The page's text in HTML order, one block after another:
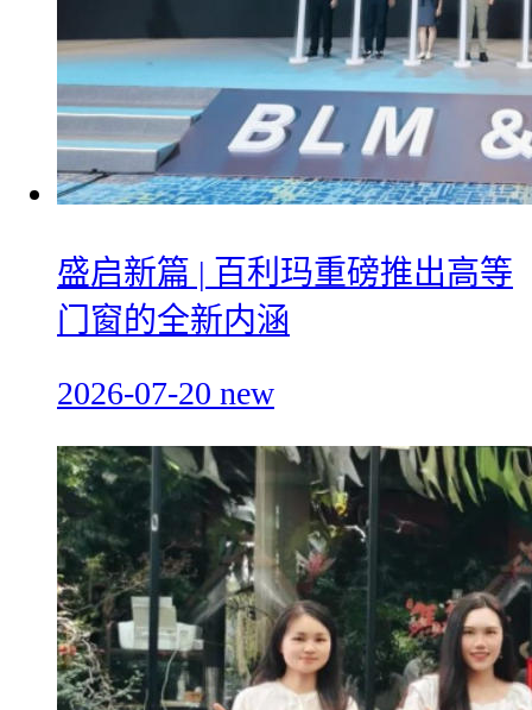
盛启新篇 | 百利玛重磅推出高等
门窗的全新内涵
2026-07-20 new